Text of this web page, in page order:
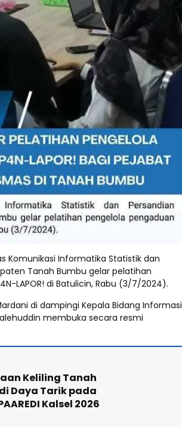
Komunikasi Informatika Statistik dan
Tanah Bumbu gelar pelatihan
LAPOR! di Batulicin, Rabu (3/7/2024).
di dampingi Kepala Bidang Informasi
membuka secara resmi
Keliling Tanah
Daya Tarik pada
Kalsel 2026